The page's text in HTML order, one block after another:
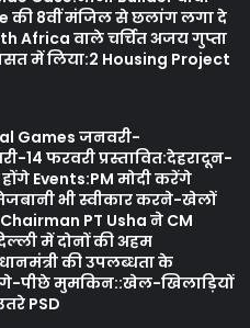
की 8वीं मंजिल से छलांग लगा दे
Africa वाले चर्चित अजय गुप्ता
में लिया:2 Housing Project
Games जनवरी-
14 फरवरी प्रस्तावित:देहरादून-
Events:PM मोदी करेंगे
भी स्वीकार करने-खेलों
PT Usha ने CM
में दोनों की अहम
की उपलब्धता के
पीछे मुमकिन::खेल-खिलाड़ियों
PSD